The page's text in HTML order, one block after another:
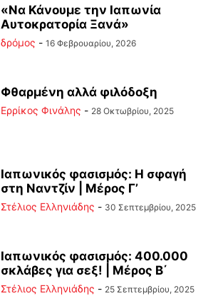
«Να Κάνουμε την Ιαπωνία
Αυτοκρατορία Ξανά»
δρόμος - 16 Φεβρουαρίου, 2026
Φθαρμένη αλλά φιλόδοξη
Ερρίκος Φινάλης - 28 Οκτωβρίου, 2025
Ιαπωνικός φασισμός: Η σφαγή
στη Ναντζίν | Μέρος Γ’
Στέλιος Ελληνιάδης - 30 Σεπτεμβρίου, 2025
Ιαπωνικός φασισμός: 400.000
σκλάβες για σεξ! | Μέρος Β΄
Στέλιος Ελληνιάδης - 25 Σεπτεμβρίου, 2025